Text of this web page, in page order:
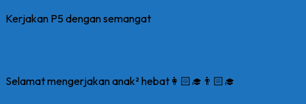
Kerjakan P5 dengan semangat
Selamat mengerjakan anak² hebat👩🏻‍🎓👨🏻‍🎓